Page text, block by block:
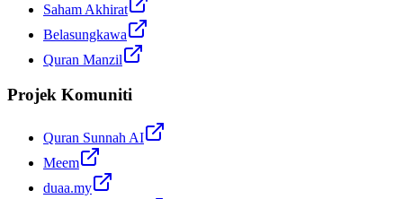
Saham Akhirat
Belasungkawa
Quran Manzil
Projek Komuniti
Quran Sunnah AI
Meem
duaa.my